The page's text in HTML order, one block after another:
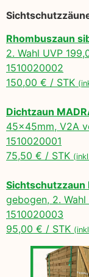
Rhombuszaun
2. Wahl UVP
1510020002
150,00 € / STK
Dichtzaun
45x45mm, V2A
1510020001
75,50 € / STK
Sichtschutzzaun
gebogen, 2.
1510020003
95,00 € / STK